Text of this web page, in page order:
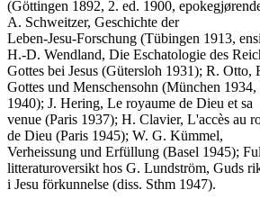
(Göttingen 1892, 2. ed. 1900,
A. Schweitzer, Geschichte der
Leben-Jesu-Forschung (Tübingen 1913,
H.-D. Wendland, Die Eschatologie des
Gottes bei Jesus (Gütersloh 1931); R. Otto,
Gottes und Menschensohn (München 1934,
1940); J. Hering, Le royaume de Dieu et sa
venue (Paris 1937); H. Clavier, L'accès au
de Dieu (Paris 1945); W. G. Kümmel,
Verheissung und Erfüllung (Basel 1945);
litteraturoversikt hos G. Lundström, Guds
i Jesu förkunnelse (diss. Sthm 1947).